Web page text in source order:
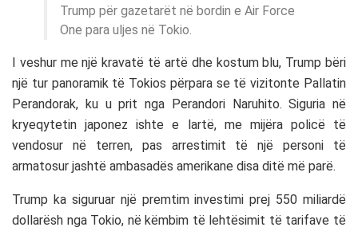
Trump për gazetarët në bordin e Air Force
One para uljes në Tokio.
I veshur me një kravatë të artë dhe kostum blu, Trump bëri
një tur panoramik të Tokios përpara se të vizitonte Pallatin
Perandorak, ku u prit nga Perandori Naruhito. Siguria në
kryeqytetin japonez ishte e lartë, me mijëra policë të
vendosur në terren, pas arrestimit të një personi të
armatosur jashtë ambasadës amerikane disa ditë më parë.
Trump ka siguruar një premtim investimi prej 550 miliardë
dollarësh nga Tokio, në këmbim të lehtësimit të tarifave të